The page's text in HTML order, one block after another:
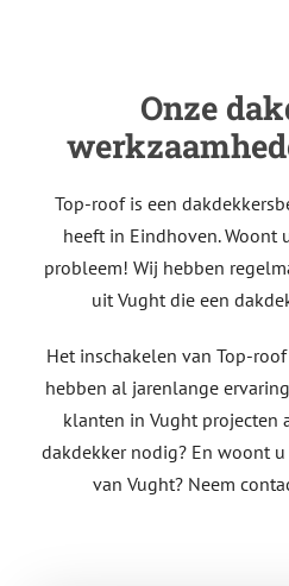
Onze
Top-roof is een
heeft in Eindhoven. Woont
probleem! Wij hebben
uit Vught die een
Het inschakelen van Top-
hebben al jarenlange
klanten in Vught projecten
dakdekker nodig? En woont
van Vught? Neem